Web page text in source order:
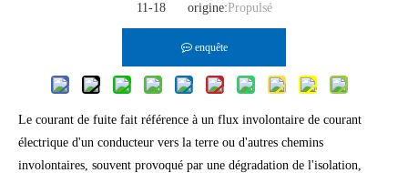
11-18 origine:Propulsé
enquête
Le courant de fuite fait référence à un flux involontaire de courant
électrique d'un conducteur vers la terre ou d'autres chemins
involontaires, souvent provoqué par une dégradation de l'isolation,